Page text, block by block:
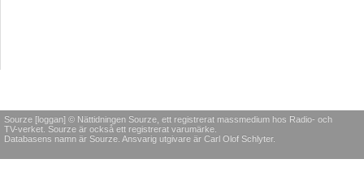
Sourze [loggan] © Nättidningen Sourze, ett registrerat massmedium hos Radio- och
TV-verket. Sourze är också ett registrerat varumärke.
Databasens namn är Sourze. Ansvarig utgivare är Carl Olof Schlyter.